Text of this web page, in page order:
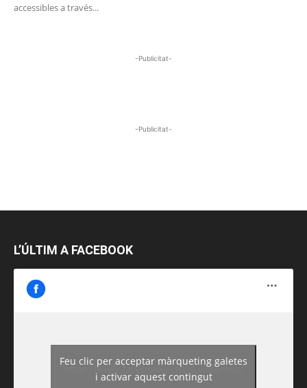
accessibles a través...
-Publicitat-
-Publicitat-
L’ÚLTIM A FACEBOOK
https://www.facebook.com/guiadereus/
Feu clic per acceptar màrqueting galetes
i activar aquest contingut